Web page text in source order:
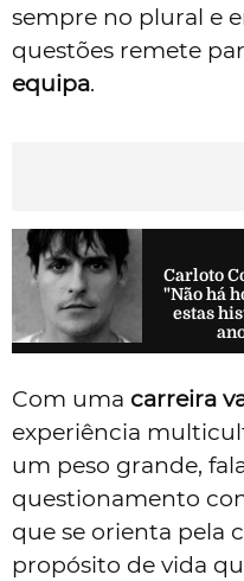
sempre no plural e
questões remete
equipa.
Carloto
"Não há
estas
Com uma carreira
experiência
um peso grande,
questionamento
que se orienta pela
propósito de vida